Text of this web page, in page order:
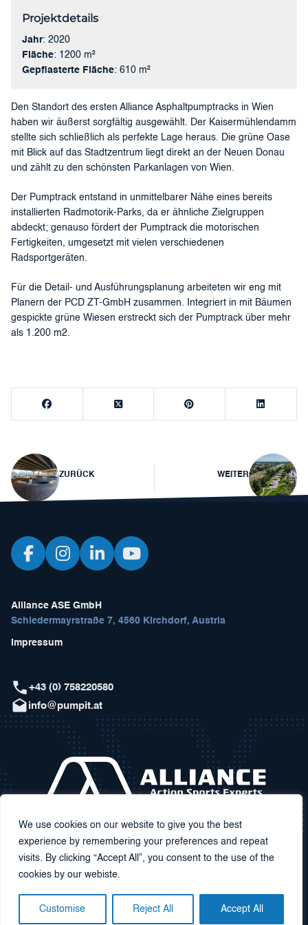
We use cookies on our website to give you the best
experience by remembering your preferences and repeat
visits. By clicking “Accept All”, you consent to the use of the
cookies by our webiste.
Customise Reject All Accept All
Projektdetails
Jahr: 2020
Fläche: 1200 m²
Gepflasterte Fläche: 610 m²
Den Standort des ersten Alliance Asphaltpumptracks in Wien
haben wir äußerst sorgfältig ausgewählt. Der Kaisermühlendamm
stellte sich schließlich als perfekte Lage heraus. Die grüne Oase
mit Blick auf das Stadtzentrum liegt direkt an der Neuen Donau
und zählt zu den schönsten Parkanlagen von Wien.
Der Pumptrack entstand in unmittelbarer Nähe eines bereits
installierten Radmotorik-Parks, da er ähnliche Zielgruppen
abdeckt; genauso fördert der Pumptrack die motorischen
Fertigkeiten, umgesetzt mit vielen verschiedenen
Radsportgeräten.
Für die Detail- und Ausführungsplanung arbeiteten wir eng mit
Planern der PCD ZT-GmbH zusammen. Integriert in mit Bäumen
gespickte grüne Wiesen erstreckt sich der Pumptrack über mehr
als 1.200 m2.
Beitragsnavigation
ZURÜCK WEITER
Alliance ASE GmbH
Schiedermayrstraße 7, 4560 Kirchdorf, Austria
Impressum
+43 (0) 758220580
info@pumpit.at